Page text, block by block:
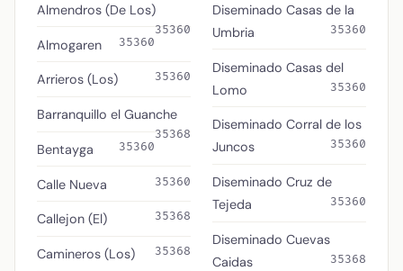
Almendros (De Los)
35360
Almogaren 35360
Arrieros (Los) 35360
Barranquillo el Guanche
35368
Bentayga 35360
Calle Nueva 35360
Callejon (El) 35368
Camineros (Los) 35368
Diseminado Casas de la
Umbria
35360
Diseminado Casas del
Lomo
35360
Diseminado Corral de los
Juncos
35360
Diseminado Cruz de
Tejeda
35360
Diseminado Cuevas
Caidas
35368